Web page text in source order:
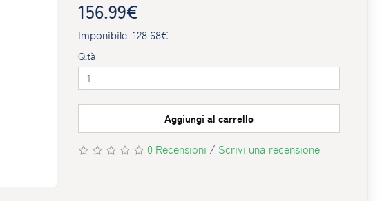
156.99€
Imponibile: 128.68€
Q.tà
Aggiungi al carrello
0 Recensioni / Scrivi una recensione